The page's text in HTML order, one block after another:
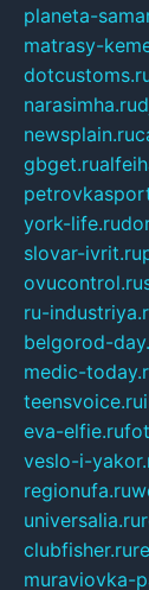
planeta-
matrasy-
narasimha.ru
newsplain.ru
gbget.ru
york-life.ru
slovar-ivrit.ru
ovucontrol.ru
ru-
belgorod-
medic-
teensvoice.ru
eva-elfie.ru
veslo-i-
regionufa.ru
universalia.ru
clubfisher.ru
muraviovka-